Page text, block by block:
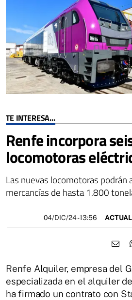
TE INTERESA...
Renfe incorpora
locomotoras
Las nuevas locomotoras podrán
mercancías de hasta 1.800
04/DIC/24- 13:56
Renfe Alquiler, empresa del
especializada en el alquiler
ha firmado un contrato con